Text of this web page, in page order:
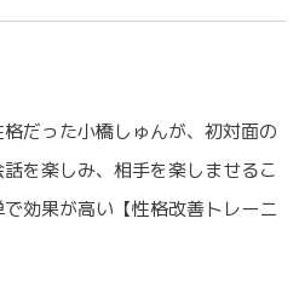
だった小橋しゅんが、初対面の
を楽しみ、相手を楽しませるこ
効果が高い【性格改善トレーニ